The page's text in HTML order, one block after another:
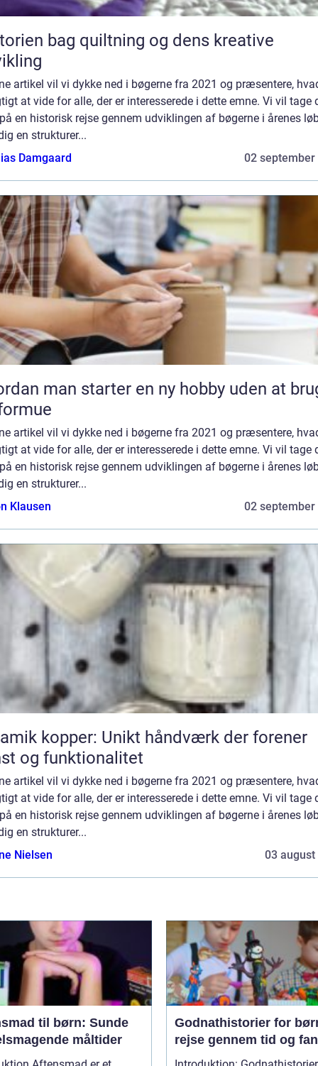
bag quiltning og dens kreative
artikel vil vi dykke ned i bøgerne fra 2021 og præsentere,
at vide for alle, der er interesserede i dette emne. Vi vil tage
en historisk rejse gennem udviklingen af bøgerne i årenes
en strukturer...
Damgaard
02 september
man starter en ny hobby uden at
artikel vil vi dykke ned i bøgerne fra 2021 og præsentere,
at vide for alle, der er interesserede i dette emne. Vi vil tage
en historisk rejse gennem udviklingen af bøgerne i årenes
en strukturer...
Klausen
02 september
kopper: Unikt håndværk der forener
og funktionalitet
artikel vil vi dykke ned i bøgerne fra 2021 og præsentere,
at vide for alle, der er interesserede i dette emne. Vi vil tage
en historisk rejse gennem udviklingen af bøgerne i årenes
en strukturer...
Nielsen
03 august
til børn: Sunde
måltider
Godnathistorier for
rejse gennem tid og